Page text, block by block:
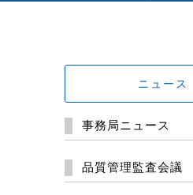
ニュース
事務局ニュース
品質管理監査会議